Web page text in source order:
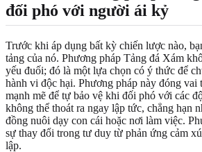
đối phó với người ái kỷ
Trước khi áp dụng bất kỳ chiến lược nào,
tảng của nó. Phương pháp Tảng đá Xám
yếu đuối; đó là một lựa chọn có ý thức để
hành vi độc hại. Phương pháp này đóng vai
mạnh mẽ để tự bảo vệ khi đối phó với các
không thể thoát ra ngay lập tức, chẳng hạn
đồng nuôi dạy con cái hoặc nơi làm việc.
sự thay đổi trong tư duy từ phản ứng cảm
lập.